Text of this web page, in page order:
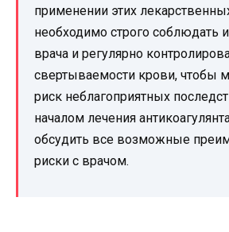
применении этих
необходимо строго соблюдать
врача и регулярно
свертываемости крови, чтобы
риск неблагоприятных
началом лечения
обсудить все возможные
риски с врачом.